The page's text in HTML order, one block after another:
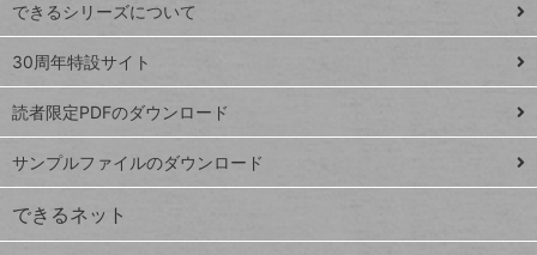
Google
スプレ
ッドシ
ート
iPhone
VLOOKUP
ト
ッ
プ
ペ
ジ
連載
できるシリーズについて
30周年特設サイト
読者限定PDFのダウンロード
サンプルファイルのダウンロード
できるネット